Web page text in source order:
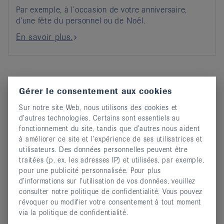
Par exemple, à l’occasion de votre anniversaire,
d’une fête du personnel ou de Noël.
En savoir plus.
Dons de condoléances
Gérer le consentement aux cookies
Sur notre site Web, nous utilisons des cookies et
d’autres technologies. Certains sont essentiels au
fonctionnement du site, tandis que d’autres nous aident
à améliorer ce site et l’expérience de ses utilisatrices et
utilisateurs. Des données personnelles peuvent être
traitées (p. ex. les adresses IP) et utilisées, par exemple,
pour une publicité personnalisée. Pour plus
d’informations sur l’utilisation de vos données, veuillez
consulter notre politique de confidentialité. Vous pouvez
révoquer ou modifier votre consentement à tout moment
via la politique de confidentialité.